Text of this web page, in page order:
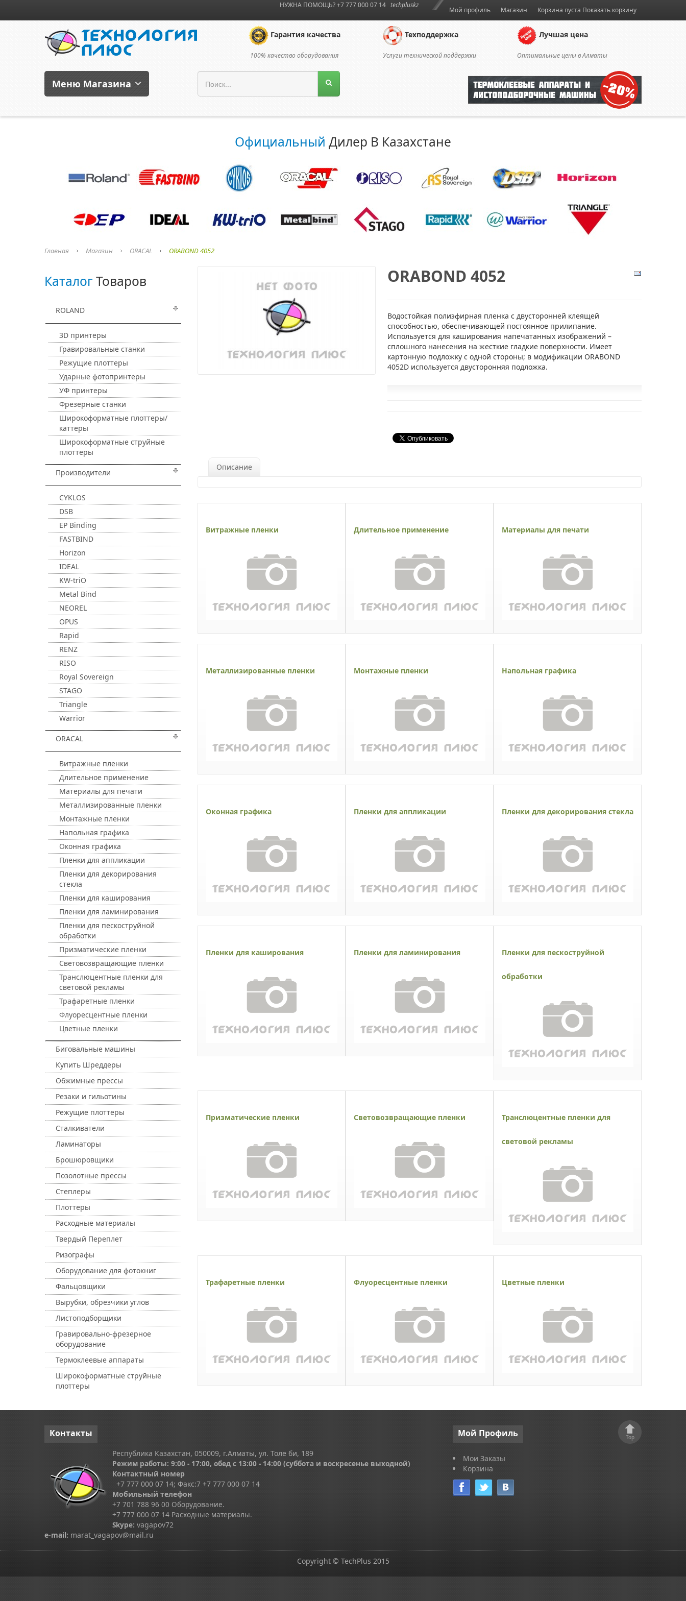
Корзина пуста Показать корзину
Мой профиль Магазин
НУЖНА ПОМОЩЬ? +7 777 000 07 14 techpluskz
Гарантия качества
100% качество оборудования
Техподдержка
Услуги технической поддержки
Лучшая цена
Оптимальные цены в Алматы
Меню Магазина
Официальный Дилер В Казахстане
Главная Магазин ORACAL ORABOND 4052
КаталогТоваров
ROLAND
3D принтеры
Гравировальные станки
Режущие плоттеры
Ударные фотопринтеры
УФ принтеры
Фрезерные станки
Широкоформатные плоттеры/
каттеры
Широкоформатные струйные
плоттеры
Производители
CYKLOS
DSB
EP Binding
FASTBIND
Horizon
IDEAL
KW-triO
Metal Bind
NEOREL
OPUS
Rapid
RENZ
RISO
Royal Sovereign
STAGO
Triangle
Warrior
ORACAL
Витражные пленки
Длительное применение
Материалы для печати
Металлизированные пленки
Монтажные пленки
Напольная графика
Оконная графика
Пленки для аппликации
Пленки для декорирования
стекла
Пленки для каширования
Пленки для ламинирования
Пленки для пескоструйной
обработки
Призматические пленки
Световозвращающие пленки
Транслюцентные пленки для
световой рекламы
Трафаретные пленки
Флуоресцентные пленки
Цветные пленки
Биговальные машины
Купить Шреддеры
Обжимные прессы
Резаки и гильотины
Режущие плоттеры
Сталкиватели
Ламинаторы
Брошюровщики
Позолотные прессы
Степлеры
Плоттеры
Расходные материалы
Твердый Переплет
Ризографы
Оборудование для фотокниг
Фальцовщики
Вырубки, обрезчики углов
Листоподборщики
Гравировально-фрезерное
оборудование
Термоклеевые аппараты
Широкоформатные струйные
плоттеры
ORABOND 4052
Водостойкая полиэфирная пленка с двусторонней клеящей
способностью, обеспечивающей постоянное прилипание.
Используется для каширования напечатанных изображений –
сплошного нанесения на жесткие гладкие поверхности. Имеет
картонную подложку с одной стороны; в модификации ORABOND
4052D используется двусторонняя подложка.
Описание
Витражные пленки Длительное применение Материалы для печати
Металлизированные пленки Монтажные пленки Напольная графика
Оконная графика Пленки для аппликации Пленки для декорирования стекла
Пленки для каширования Пленки для ламинирования Пленки для пескоструйной
обработки
Призматические пленки Световозвращающие пленки Транслюцентные пленки для
световой рекламы
Трафаретные пленки Флуоресцентные пленки Цветные пленки
Контакты
Республика Казахстан, 050009, г.Алматы, ул. Толе би, 189
Режим работы: 9:00 - 17:00, обед с 13:00 - 14:00 (суббота и воскресенье выходной)
Контактный номер
+7 777 000 07 14; Факс:7 +7 777 000 07 14
Мобильный телефон
+7 701 788 96 00 Оборудование.
+7 777 000 07 14 Расходные материалы.
Skype: vagapov72
e-mail: marat_vagapov@mail.ru
Мой Профиль
Мои Заказы
Корзина
Top
Copyright © TechPlus 2015